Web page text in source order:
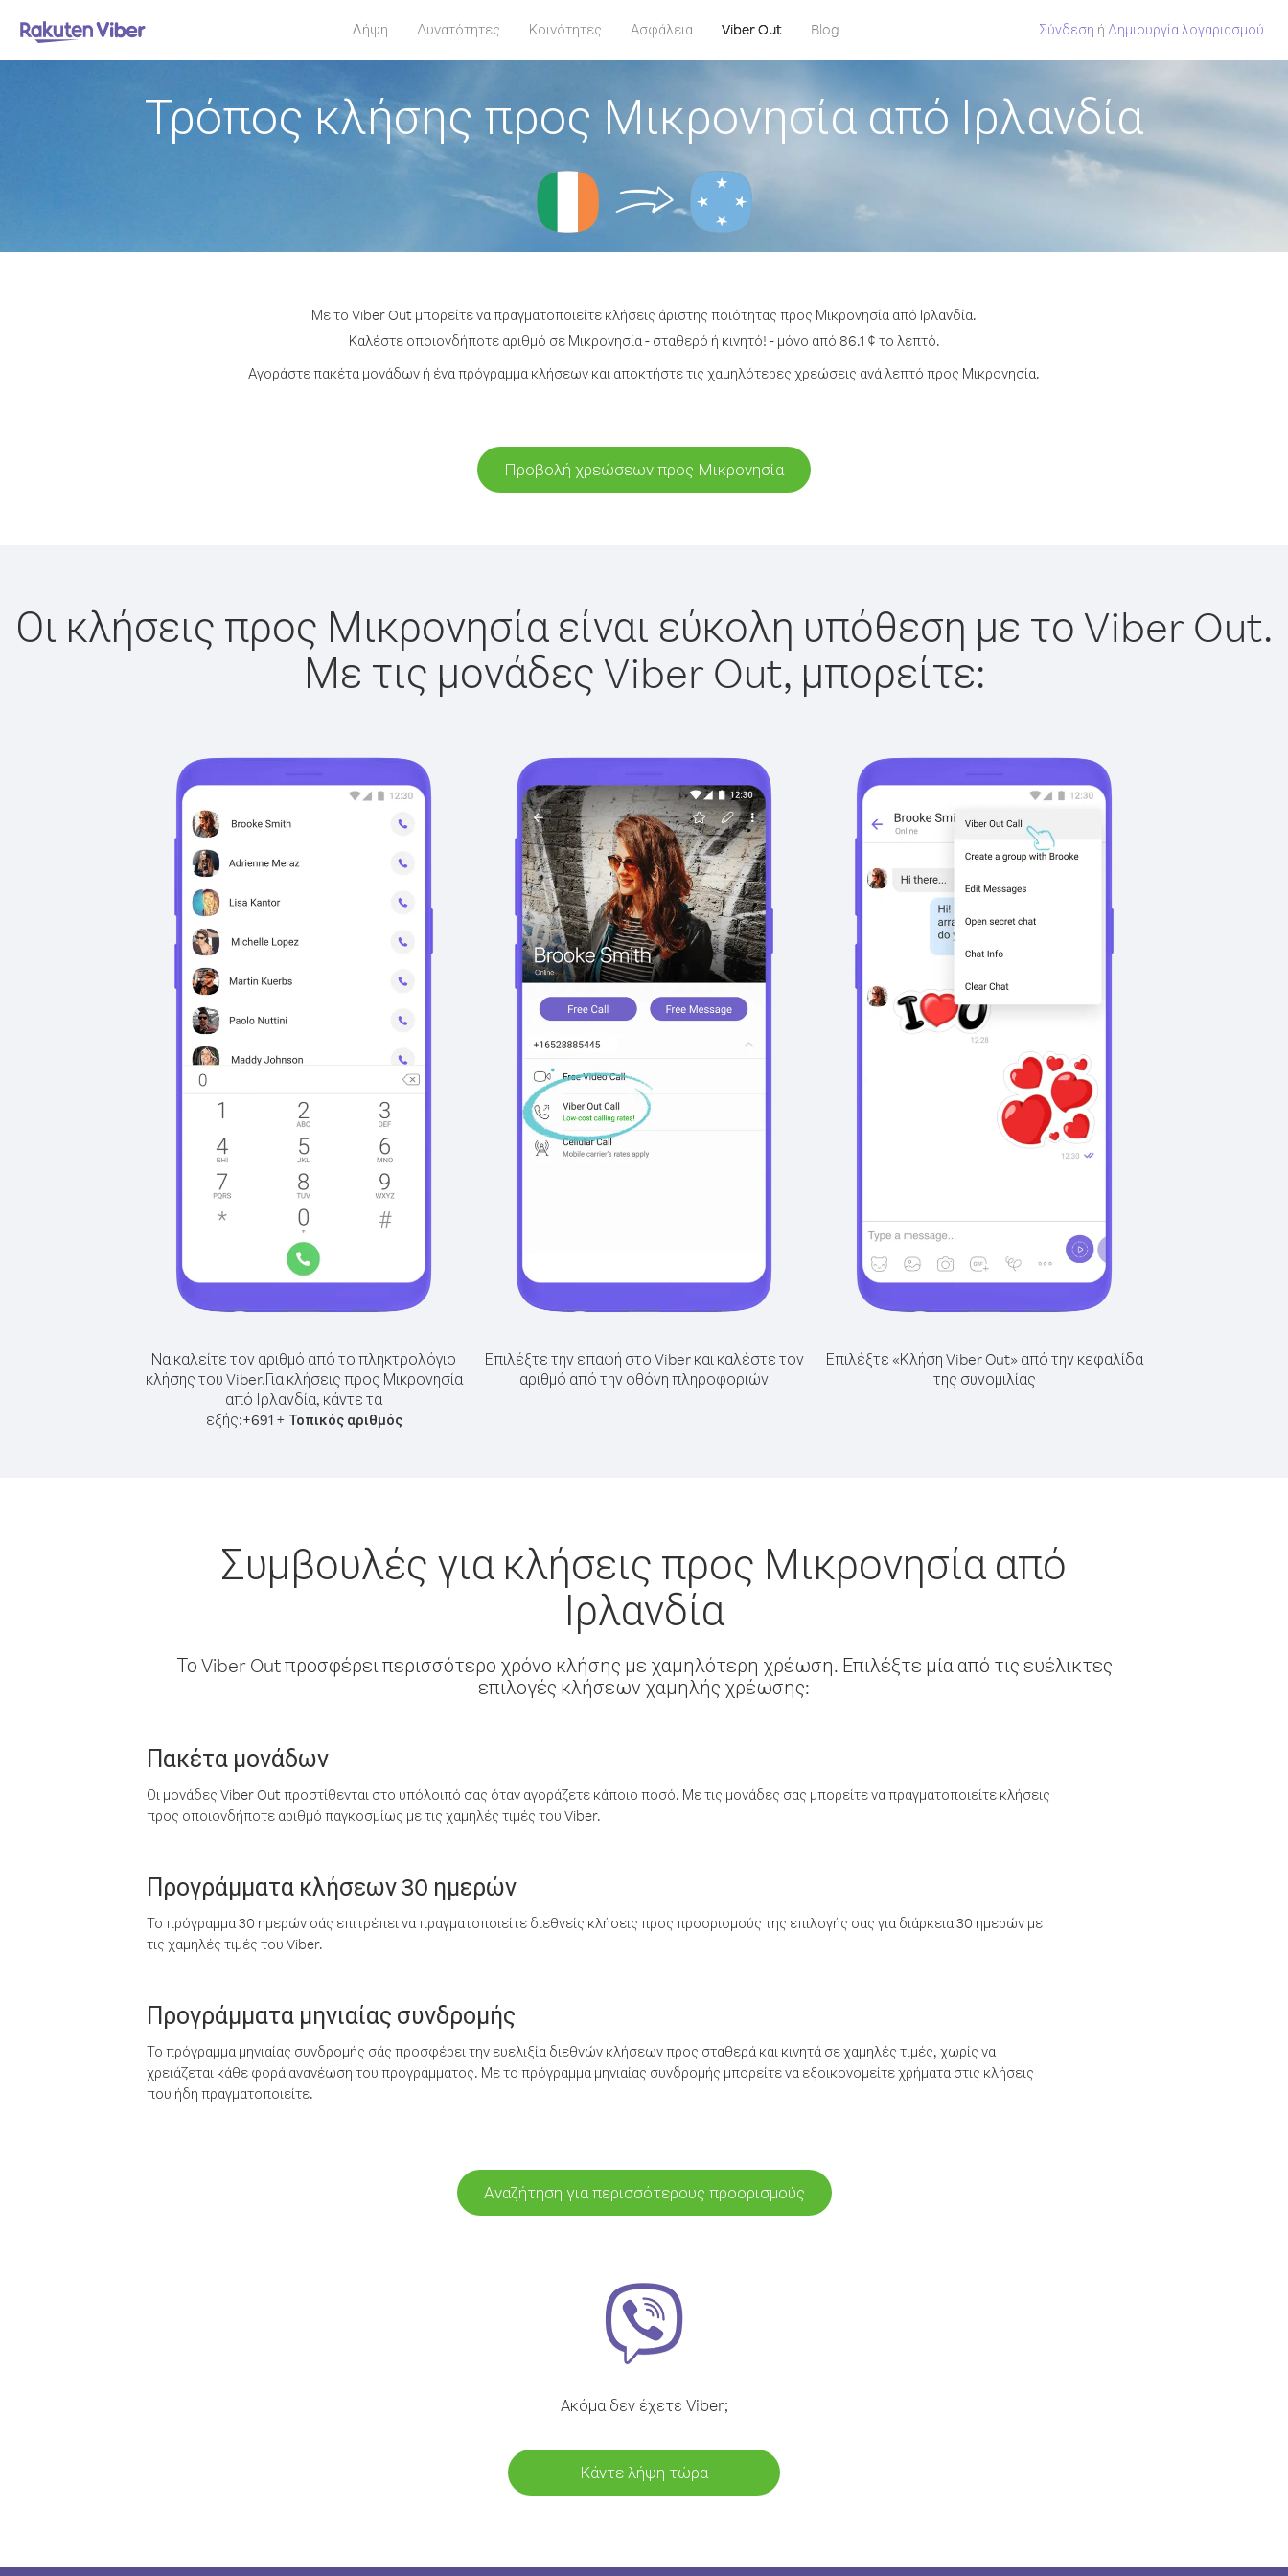
Λήψη Δυνατότητες Κοινότητες Ασφάλεια Viber Out Blog Σύνδεση ή Δημιουργία λογαριασμού
Τρόπος κλήσης προς Μικρονησία από Ιρλανδία
Με το Viber Out μπορείτε να πραγματοποιείτε κλήσεις άριστης ποιότητας προς Μικρονησία από Ιρλανδία.
Καλέστε οποιονδήποτε αριθμό σε Μικρονησία - σταθερό ή κινητό! - μόνο από 86.1 ¢ το λεπτό.
Αγοράστε πακέτα μονάδων ή ένα πρόγραμμα κλήσεων και αποκτήστε τις χαμηλότερες χρεώσεις ανά λεπτό προς Μικρονησία.
Προβολή χρεώσεων προς Μικρονησία
Οι κλήσεις προς Μικρονησία είναι εύκολη υπόθεση με το Viber Out.
Με τις μονάδες Viber Out, μπορείτε:
Να καλείτε τον αριθμό από το πληκτρολόγιο
κλήσης του Viber.Για κλήσεις προς Μικρονησία
από Ιρλανδία, κάντε τα
εξής:+691+ Τοπικός αριθμός
Επιλέξτε την επαφή στο Viber και καλέστε τον
αριθμό από την οθόνη πληροφοριών
Επιλέξτε «Κλήση Viber Out» από την κεφαλίδα
της συνομιλίας
Συμβουλές για κλήσεις προς Μικρονησία από
Ιρλανδία
Το Viber Out προσφέρει περισσότερο χρόνο κλήσης με χαμηλότερη χρέωση. Επιλέξτε μία από τις ευέλικτες
επιλογές κλήσεων χαμηλής χρέωσης:
Πακέτα μονάδων
Οι μονάδες Viber Out προστίθενται στο υπόλοιπό σας όταν αγοράζετε κάποιο ποσό. Με τις μονάδες σας μπορείτε να πραγματοποιείτε κλήσεις
προς οποιονδήποτε αριθμό παγκοσμίως με τις χαμηλές τιμές του Viber.
Προγράμματα κλήσεων 30 ημερών
Το πρόγραμμα 30 ημερών σάς επιτρέπει να πραγματοποιείτε διεθνείς κλήσεις προς προορισμούς της επιλογής σας για διάρκεια 30 ημερών με
τις χαμηλές τιμές του Viber.
Προγράμματα μηνιαίας συνδρομής
Το πρόγραμμα μηνιαίας συνδρομής σάς προσφέρει την ευελιξία διεθνών κλήσεων προς σταθερά και κινητά σε χαμηλές τιμές, χωρίς να
χρειάζεται κάθε φορά ανανέωση του προγράμματος. Με το πρόγραμμα μηνιαίας συνδρομής μπορείτε να εξοικονομείτε χρήματα στις κλήσεις
που ήδη πραγματοποιείτε.
Αναζήτηση για περισσότερους προορισμούς
Ακόμα δεν έχετε Viber;
Κάντε λήψη τώρα